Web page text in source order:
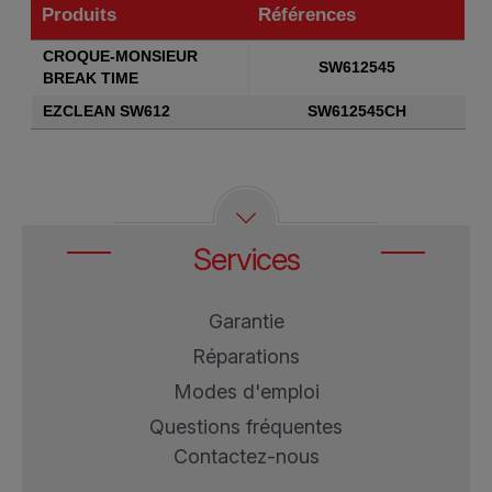
Produits
Références
Produits
CROQUE-MONSIEUR
BREAK TIME
SW612545
EZCLEAN SW612 SW612545CH
Services
Garantie
Réparations
Modes d'emploi
Questions fréquentes
Contactez-nous